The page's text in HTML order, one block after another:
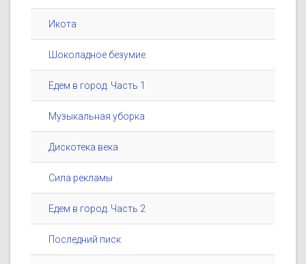
Икота
Шоколадное безумие
Едем в город. Часть 1
Музыкальная уборка
Дискотека века
Сила рекламы
Едем в город. Часть 2
Последний писк